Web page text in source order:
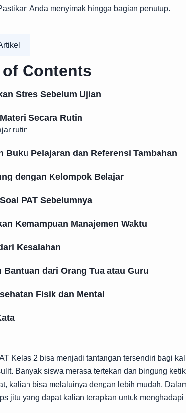
Anda menyimak hingga bagian penutup.
of Contents
Stres Sebelum Ujian
Secara Rutin
rutin
Buku Pelajaran dan Referensi Tambahan
dengan Kelompok Belajar
PAT Sebelumnya
Kemampuan Manajemen Waktu
Kesalahan
Bantuan dari Orang Tua atau Guru
Fisik dan Mental
Kelas 2 bisa menjadi tantangan tersendiri bagi
Banyak siswa merasa tertekan dan bingung
kalian bisa melaluinya dengan lebih mudah.
jitu yang dapat kalian terapkan untuk